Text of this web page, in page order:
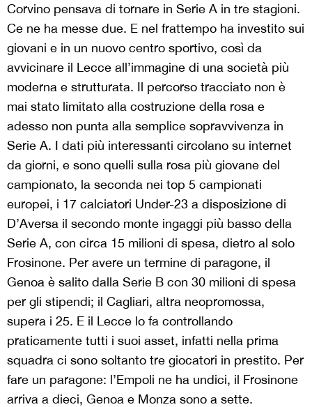
Corvino pensava di tornare in Serie A in tre stagioni.
Ce ne ha messe due. E nel frattempo ha investito sui
giovani e in un nuovo centro sportivo, così da
avvicinare il Lecce all’immagine di una società più
moderna e strutturata. Il percorso tracciato non è
mai stato limitato alla costruzione della rosa e
adesso non punta alla semplice sopravvivenza in
Serie A. I dati più interessanti circolano su internet
da giorni, e sono quelli sulla rosa più giovane del
campionato, la seconda nei top 5 campionati
europei, i 17 calciatori Under-23 a disposizione di
D’Aversa il secondo monte ingaggi più basso della
Serie A, con circa 15 milioni di spesa, dietro al solo
Frosinone. Per avere un termine di paragone, il
Genoa è salito dalla Serie B con 30 milioni di spesa
per gli stipendi; il Cagliari, altra neopromossa,
supera i 25. E il Lecce lo fa controllando
praticamente tutti i suoi asset, infatti nella prima
squadra ci sono soltanto tre giocatori in prestito. Per
fare un paragone: l’Empoli ne ha undici, il Frosinone
arriva a dieci, Genoa e Monza sono a sette.